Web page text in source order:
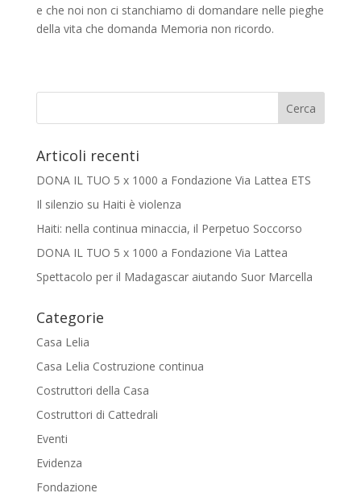
e che noi non ci stanchiamo di domandare nelle pieghe
della vita che domanda Memoria non ricordo.
Articoli recenti
DONA IL TUO 5 x 1000 a Fondazione Via Lattea ETS
Il silenzio su Haiti è violenza
Haiti: nella continua minaccia, il Perpetuo Soccorso
DONA IL TUO 5 x 1000 a Fondazione Via Lattea
Spettacolo per il Madagascar aiutando Suor Marcella
Categorie
Casa Lelia
Casa Lelia Costruzione continua
Costruttori della Casa
Costruttori di Cattedrali
Eventi
Evidenza
Fondazione